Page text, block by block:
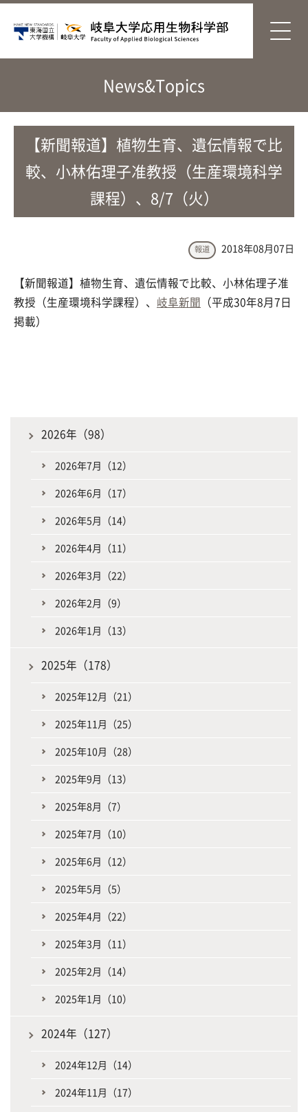
News&Topics
【新聞報道】植物生育、遺伝情報で比
較、小林佑理子准教授（生産環境科学
課程）、8/7（火）
報道 2018年08月07日
【新聞報道】植物生育、遺伝情報で比較、小林佑理子准
教授（生産環境科学課程）、 岐阜新聞 （平成30年8月7日
掲載）
2026年（98）
2026年7月（12）
2026年6月（17）
2026年5月（14）
2026年4月（11）
2026年3月（22）
2026年2月（9）
2026年1月（13）
2025年（178）
2025年12月（21）
2025年11月（25）
2025年10月（28）
2025年9月（13）
2025年8月（7）
2025年7月（10）
2025年6月（12）
2025年5月（5）
2025年4月（22）
2025年3月（11）
2025年2月（14）
2025年1月（10）
2024年（127）
2024年12月（14）
2024年11月（17）